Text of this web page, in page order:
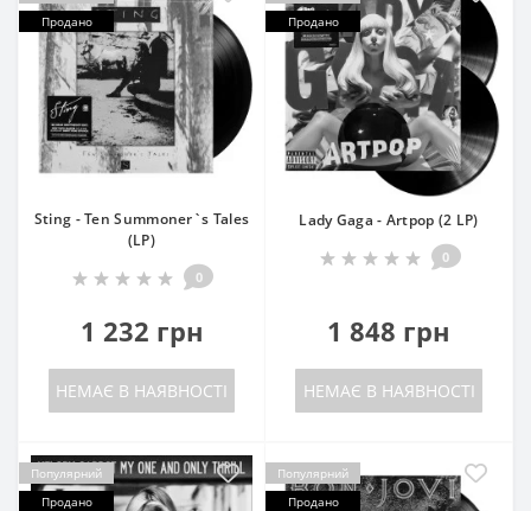
Продано
Sting - Ten Summoner`s Tales
(LP)
0
1 232 грн
НЕМАЄ В НАЯВНОСТІ
Продано
Lady Gaga - Artpop (2 LP)
0
1 848 грн
НЕМАЄ В НАЯВНОСТІ
Популярний
Продано
Популярний
Продано